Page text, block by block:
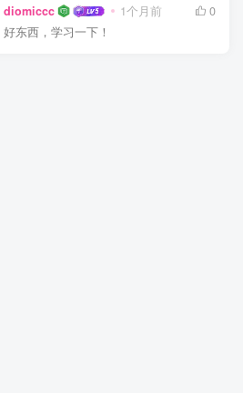
diomiccc 1个月前
0
好东西，学习一下！